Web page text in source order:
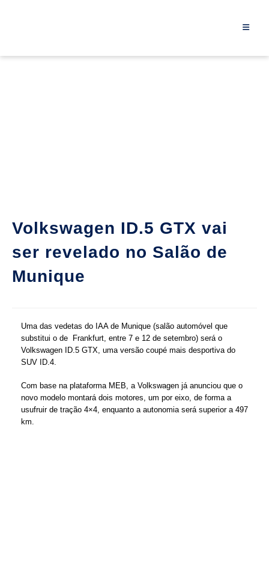
Volkswagen ID.5 GTX vai
ser revelado no Salão de
Munique
Uma das vedetas do IAA de Munique (salão automóvel que
substitui o de Frankfurt, entre 7 e 12 de setembro) será o
Volkswagen ID.5 GTX, uma versão coupé mais desportiva do
SUV ID.4.
Com base na plataforma MEB, a Volkswagen já anunciou que o
novo modelo montará dois motores, um por eixo, de forma a
usufruir de tração 4×4, enquanto a autonomia será superior a 497
km.